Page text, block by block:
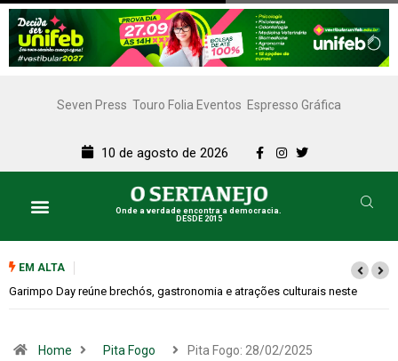
Seven Press Touro Folia Eventos Espresso Gráfica
10 de agosto de 2026
Onde a verdade encontra a democracia.
DESDE 2015
EM ALTA
Bugonia transforma paranoia e conspiração em um suspense imprevisível
Home Pita Fogo Pita Fogo: 28/02/2025